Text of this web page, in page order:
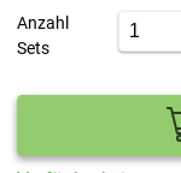
Anzahl
Sets